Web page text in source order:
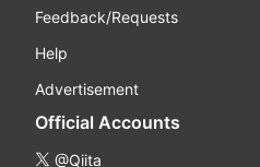
Feedback/Requests
Help
Advertisement
Official Accounts
@Qiita